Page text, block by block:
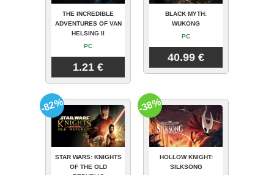
THE INCREDIBLE
ADVENTURES OF VAN
HELSING II
PC
1.21 €
BLACK MYTH:
WUKONG
PC
40.99 €
STAR WARS: KNIGHTS
OF THE OLD
-82%
HOLLOW KNIGHT:
SILKSONG
-38%